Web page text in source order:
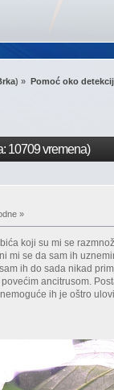
) » Pomoć oko
10709 vremena)
»
koji su mi se
mi se da sam ih
ih do sada nikad
ancitrusom.
ih je oštro